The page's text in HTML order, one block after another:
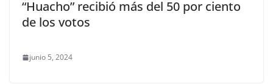
“Huacho” recibió más del 50 por ciento
de los votos
junio 5, 2024